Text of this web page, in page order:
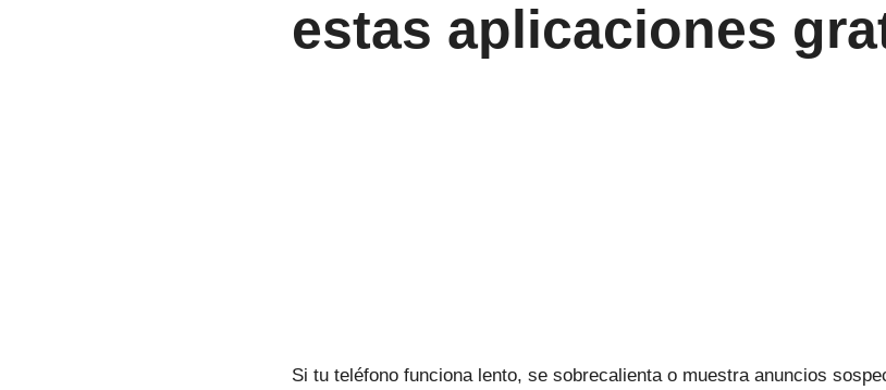
estas aplicaciones
Si tu teléfono funciona lento, se sobrecalienta o muestra anuncios